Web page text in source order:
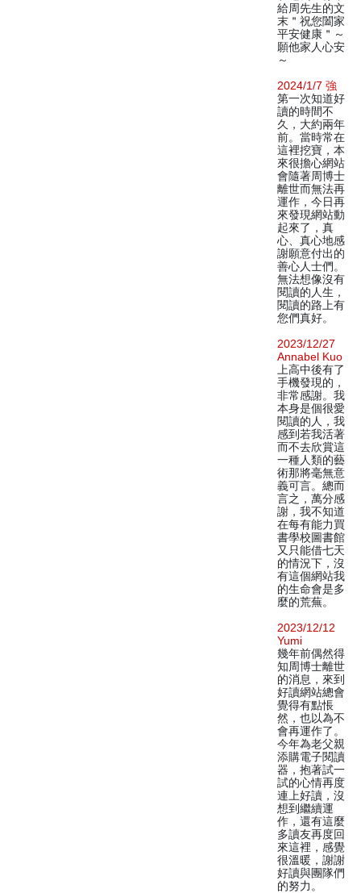
給周先生的文
末＂祝您闔家
平安健康＂～
願他家人心安
～
2024/1/7 強
第一次知道好
讀的時間不
久，大約兩年
前。當時常在
這裡挖寶，本
來很擔心網站
會隨著周博士
離世而無法再
運作，今日再
來發現網站動
起來了，真
心、真心地感
謝願意付出的
善心人士們。
無法想像沒有
閱讀的人生，
閱讀的路上有
您們真好。
2023/12/27
Annabel Kuo
上高中後有了
手機發現的，
非常感謝。我
本身是個很愛
閱讀的人，我
感到若我活著
而不去欣賞這
一種人類的藝
術那將毫無意
義可言。總而
言之，萬分感
謝，我不知道
在每有能力買
書學校圖書館
又只能借七天
的情況下，沒
有這個網站我
的生命會是多
麼的荒蕪。
2023/12/12
Yumi
幾年前偶然得
知周博士離世
的消息，來到
好讀網站總會
覺得有點悵
然，也以為不
會再運作了。
今年為老父親
添購電子閱讀
器，抱著試一
試的心情再度
連上好讀，沒
想到繼續運
作，還有這麼
多讀友再度回
來這裡，感覺
很溫暖，謝謝
好讀與團隊們
的努力。